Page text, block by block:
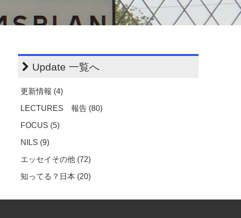
Update 一覧へ
更新情報 (4)
LECTURES 報告 (80)
FOCUS (5)
NILS (9)
エッセイその他 (72)
知ってる？日本 (20)